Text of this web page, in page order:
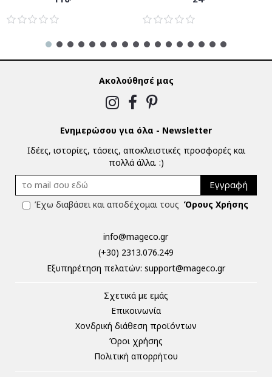
Ακολούθησέ μας
Ενημερώσου για όλα - Newsletter
Ιδέες, ιστορίες, τάσεις, αποκλειστικές προσφορές και
πολλά άλλα. :)
Εγγραφή
Έχω διαβάσει και αποδέχομαι τους Όρους Χρήσης
info@mageco.gr
(+30) 2313.076.249
Eξυπηρέτηση πελατών: support@mageco.gr
Σχετικά με εμάς
Επικοινωνία
Χονδρική διάθεση προϊόντων
Όροι χρήσης
Πολιτική απορρήτου